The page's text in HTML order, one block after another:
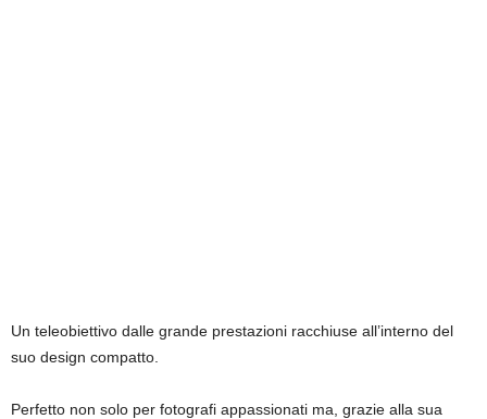
Un teleobiettivo dalle grande prestazioni racchiuse all’interno del
suo design compatto.
Perfetto non solo per fotografi appassionati ma, grazie alla sua